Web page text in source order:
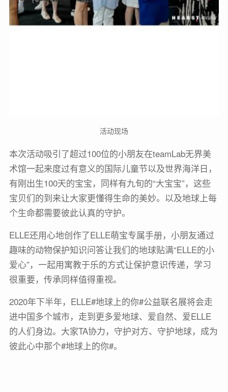
活动现场
本次活动吸引了超过100位的小朋友在teamLab无界美
术馆一起来度过有意义的国际儿童节以及世界海洋日，
有刚出生100天的宝宝，同样有九旬的“大宝宝”，这些
宝贝们的到来让大家更懂得生命的美妙。以及地球上每
个生命都需要彼此认真的守护。
ELLE还用心地创作了ELLE萌宝专属手册，小朋友通过
趣味的动物保护知识问答让我们的地球贴满“ELLE的小
爱心”，一起用寓教于乐的方式让保护意识传递，学习
很重要，传承同样值得重视。
2020年下半年，ELLE#地球上的你#公益联名展将会走
进中国多个城市，走到更多爱地球、爱自然、爱ELLE
的人们身边。大家TA协力，守护对方、守护地球，成为
彼此心中那个#地球上的你#。